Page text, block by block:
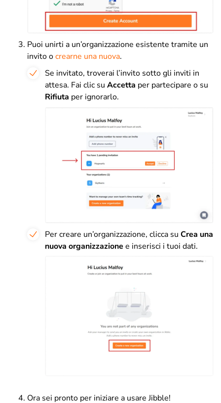
Puoi unirti a un’organizzazione esistente tramite un
invito ocrearne una nuova.
Se invitato, troverai l’invito sotto gli inviti in
attesa. Fai clic su Accetta per partecipare o su
Rifiuta per ignorarlo.
Per creare un’organizzazione, clicca su Crea una
nuova organizzazione e inserisci i tuoi dati.
Ora sei pronto per iniziare a usare Jibble!